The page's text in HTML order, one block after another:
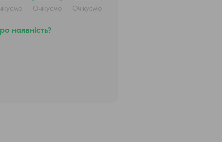
Очікуємо Очікуємо
наявність?